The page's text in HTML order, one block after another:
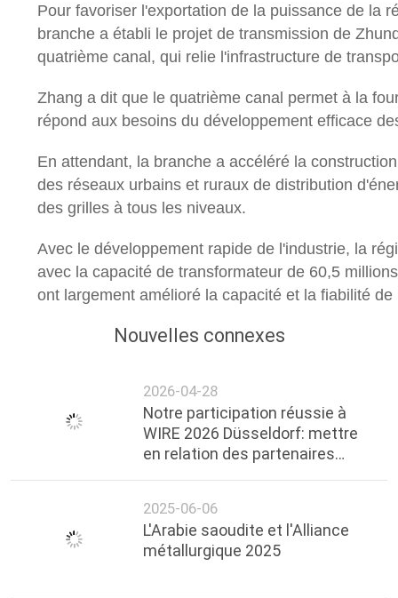
CONFIDENTIALITÉ
Pour favoriser l'exportation de la puissance de la
branche a établi le projet de transmission de
quatrième canal, qui relie l'infrastructure de
Zhang a dit que le quatrième canal permet à la
répond aux besoins du développement efficace
En attendant, la branche a accéléré la
des réseaux urbains et ruraux de distribution
des grilles à tous les niveaux.
Avec le développement rapide de l'industrie, la
avec la capacité de transformateur de 60,5
ont largement amélioré la capacité et la fiabilité
Nouvelles connexes
2026-04-28
Notre participation réussie à
WIRE 2026 Düsseldorf: mettre
en relation des partenaires
2025-06-06
L'Arabie saoudite et l'Alliance
métallurgique 2025